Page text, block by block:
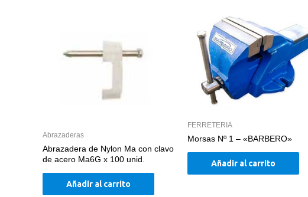
Abrazaderas
Abrazadera de Nylon Ma con clavo
de acero Ma6G x 100 unid.
Añadir al carrito
FERRETERIA
Morsas Nº 1 – «BARBERO»
Añadir al carrito